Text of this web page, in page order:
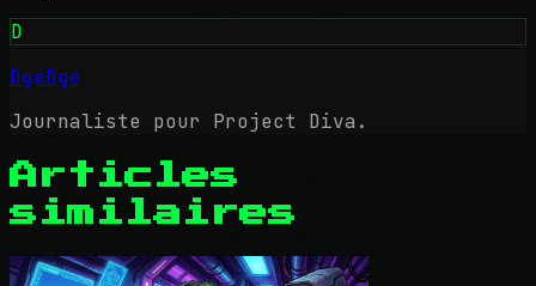
D
DgéDgé
Journaliste pour Project Diva.
Articles
similaires